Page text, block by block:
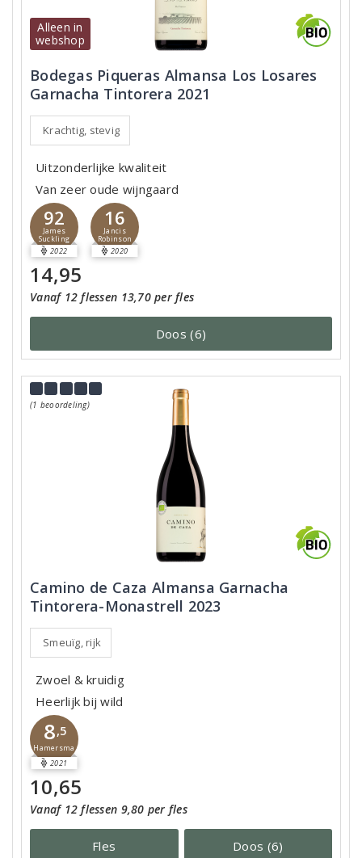
Alleen in
webshop
Bodegas Piqueras Almansa Los Losares
Garnacha Tintorera 2021
Krachtig, stevig
Uitzonderlijke kwaliteit
Van zeer oude wijngaard
92
James
Suckling
2022
16
Jancis
Robinson
2020
14,95
Vanaf 12 flessen 13,70 per fles
Doos (6)
(1 beoordeling)
Camino de Caza Almansa Garnacha
Tintorera-Monastrell 2023
Smeuïg, rijk
Zwoel & kruidig
Heerlijk bij wild
8,5
Hamersma
2021
10,65
Vanaf 12 flessen 9,80 per fles
Fles Doos (6)